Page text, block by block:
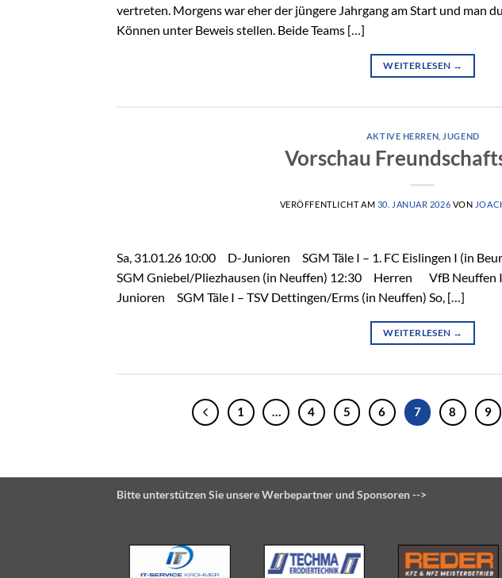
vertreten. Morgens war eher der jüngere Jahrgang am Start und man
Können unter Beweis stellen. Beide Teams […]
WEITERLESEN →
AKTIVE HERREN JUGEND
Vorschau
VERÖFFENTLICHT AM 30. JANUAR 2026 VON
Sa, 31.01.26 10:00 D-Junioren SGM Täle I – 1. FC Eislingen I (in
SGM Gniebel/Pliezhausen (in Neuffen) 12:30 Herren VfB Neuffen
Junioren SGM Täle I – TSV Dettingen/Erms (in Neuffen) So, […]
WEITERLESEN →
1 … 4 5 6 7 8 9
Bitte unterstützen Sie unsere Werbepartner und Sponsoren -->